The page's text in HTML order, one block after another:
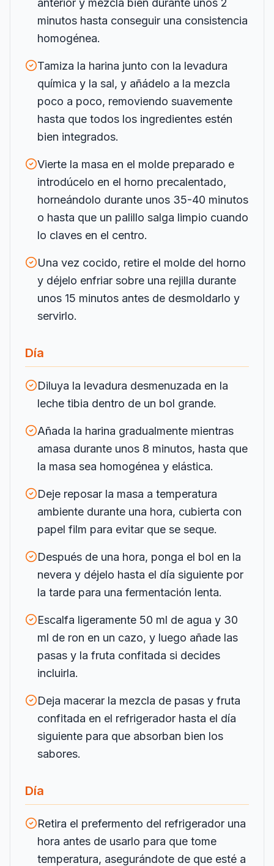
anterior y mezcla bien durante unos 2
minutos hasta conseguir una consistencia
homogénea.
Tamiza la harina junto con la levadura
química y la sal, y añádelo a la mezcla
poco a poco, removiendo suavemente
hasta que todos los ingredientes estén
bien integrados.
Vierte la masa en el molde preparado e
introdúcelo en el horno precalentado,
horneándolo durante unos 35-40 minutos
o hasta que un palillo salga limpio cuando
lo claves en el centro.
Una vez cocido, retire el molde del horno
y déjelo enfriar sobre una rejilla durante
unos 15 minutos antes de desmoldarlo y
servirlo.
Día
Diluya la levadura desmenuzada en la
leche tibia dentro de un bol grande.
Añada la harina gradualmente mientras
amasa durante unos 8 minutos, hasta que
la masa sea homogénea y elástica.
Deje reposar la masa a temperatura
ambiente durante una hora, cubierta con
papel film para evitar que se seque.
Después de una hora, ponga el bol en la
nevera y déjelo hasta el día siguiente por
la tarde para una fermentación lenta.
Escalfa ligeramente 50 ml de agua y 30
ml de ron en un cazo, y luego añade las
pasas y la fruta confitada si decides
incluirla.
Deja macerar la mezcla de pasas y fruta
confitada en el refrigerador hasta el día
siguiente para que absorban bien los
sabores.
Día
Retira el prefermento del refrigerador una
hora antes de usarlo para que tome
temperatura, asegurándote de que esté a